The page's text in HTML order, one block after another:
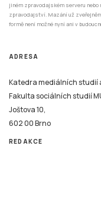
jiném zpravodajském serveru
zpravodajství. Mazání už
formě není možné nyní ani v
ADRESA
Katedra mediálních studií
Fakulta sociálních studií
Joštova 10,
602 00 Brno
REDAKCE